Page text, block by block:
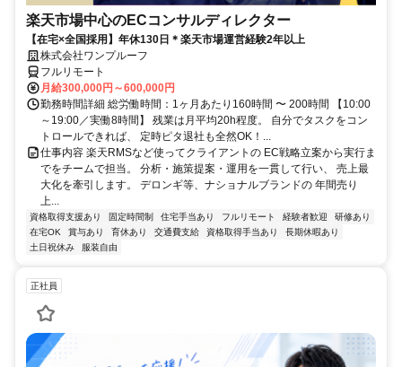
楽天市場中心のECコンサルディレクター
【在宅×全国採用】年休130日＊楽天市場運営経験2年以上
株式会社ワンプルーフ
フルリモート
月給300,000円～600,000円
勤務時間詳細 総労働時間：1ヶ月あたり160時間 〜 200時間 【10:00
～19:00／実働8時間】 残業は月平均20h程度。 自分でタスクをコン
トロールできれば、 定時ピタ退社も全然OK！...
仕事内容 楽天RMSなど使ってクライアントの EC戦略立案から実行ま
でをチームで担当。 分析・施策提案・運用を一貫して行い、 売上最
大化を牽引します。 デロンギ等、ナショナルブランドの 年間売り
上...
資格取得支援あり 固定時間制 住宅手当あり フルリモート 経験者歓迎
研修あり
在宅OK
賞与あり 育休あり 交通費支給 資格取得手当あり
長期休暇あり
土日祝休み
服装自由
正社員